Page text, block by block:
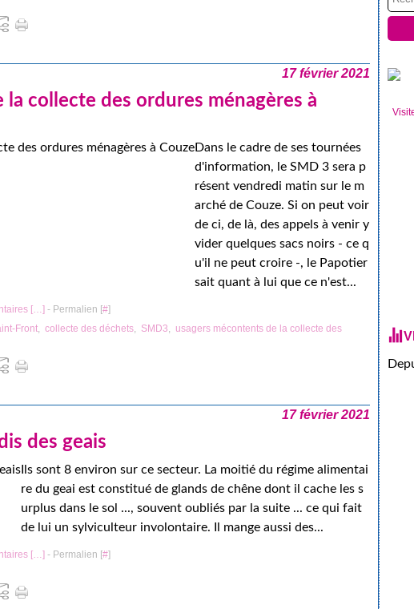
17 février 2021
la collecte des ordures ménagères à
Dans le cadre de ses tournées
d'information, le SMD 3 sera p
résent vendredi matin sur le m
arché de Couze. Si on peut voir
de ci, de là, des appels à venir y
vider quelques sacs noirs - ce q
u'il ne peut croire -, le Papotier
sait quant à lui que ce n'est...
[…] - Permalien [#]
Front, collecte des déchets, SMD3, usagers mécontents de la collecte des
17 février 2021
des geais
Ils sont 8 environ sur ce secteur. La moitié du régime alimentai
re du geai est constitué de glands de chêne dont il cache les s
urplus dans le sol ..., souvent oubliés par la suite ... ce qui fait
de lui un sylviculteur involontaire. Il mange aussi des...
[…] - Permalien [#]